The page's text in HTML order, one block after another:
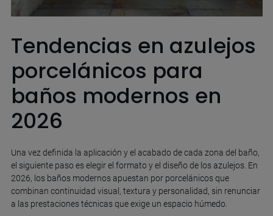
Tendencias en azulejos
porcelánicos para
baños modernos en
2026
Una vez definida la aplicación y el acabado de cada zona del baño,
el siguiente paso es elegir el formato y el diseño de los azulejos. En
2026, los baños modernos apuestan por porcelánicos que
combinan continuidad visual, textura y personalidad, sin renunciar
a las prestaciones técnicas que exige un espacio húmedo.